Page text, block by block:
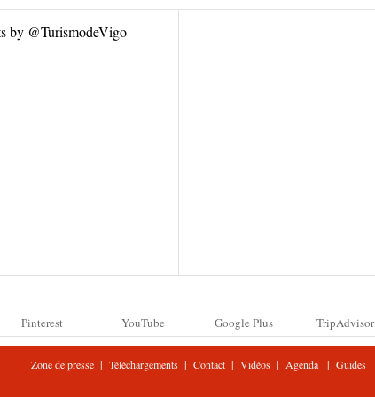
by @TurismodeVigo
Pinterest YouTube Google Plus TripAdvisor
Zone de presse | Téléchargements | Contact | Vidéos | Agenda | Guides